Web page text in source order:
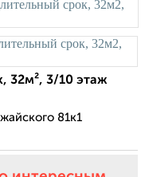
32м², 3/10 этаж
81к1